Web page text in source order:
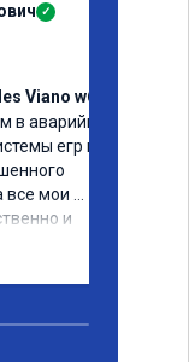
✓
Viano w639»
в аварийный
егр и как
все мои
и
дня